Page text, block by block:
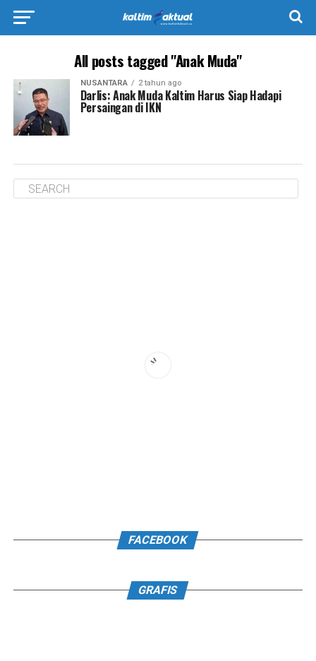
All posts tagged "Anak Muda"
NUSANTARA 2 tahun ago
Darlis: Anak Muda Kaltim Harus Siap Hadapi
Persaingan di IKN
FACEBOOK
GRAFIS